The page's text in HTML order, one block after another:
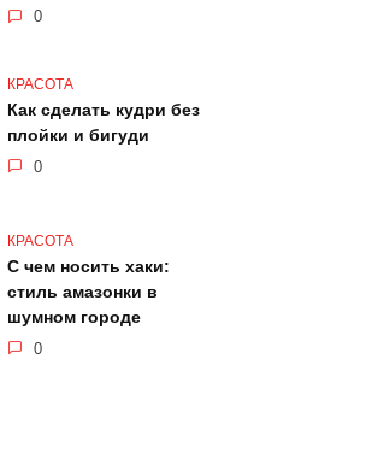
0
КРАСОТА
Как сделать кудри без
плойки и бигуди
0
КРАСОТА
С чем носить хаки:
стиль амазонки в
шумном городе
0